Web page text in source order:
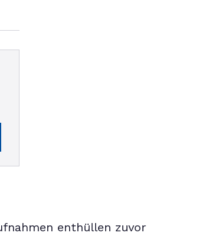
enthüllen zuvor